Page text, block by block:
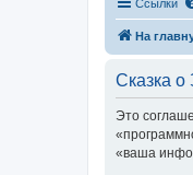
Ссылки
На
Сказка о
Это
«ваша